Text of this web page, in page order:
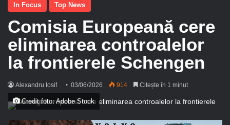
In Focus Top News
Comisia Europeană cere
eliminarea controalelor
la frontierele Schengen
Alexandru Iosif 03/06/2026 914 Citește în 1 minut
Credit foto: Adobe Stock